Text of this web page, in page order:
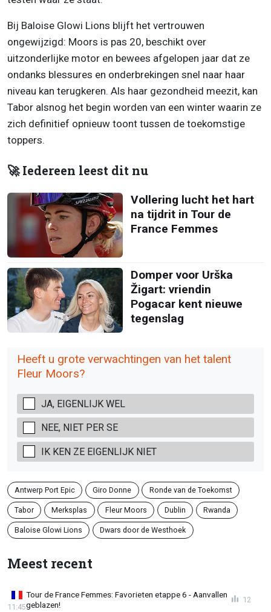
Bij Baloise Glowi Lions blijft het vertrouwen
ongewijzigd: Moors is pas 20, beschikt over
uitzonderlijke motor en bewees afgelopen jaar dat ze
ondanks blessures en onderbrekingen snel naar haar
niveau kan terugkeren. Als haar gezondheid meezit, kan
Tabor alsnog het begin worden van een winter waarin ze
zich definitief opnieuw toont tussen de toekomstige
toppers.
🚀 Iedereen leest dit nu
Vollering lucht het hart
na tijdrit in Tour de
France Femmes
Domper voor Urška
Žigart: vriendin
Pogacar kent nieuwe
tegenslag
Heeft u grote verwachtingen van het talent
Fleur Moors?
JA, EIGENLIJK WEL
NEE, NIET PER SE
IK KEN ZE EIGENLIJK NIET
Antwerp Port Epic Giro Donne Ronde van de Toekomst
Tabor Merksplas Fleur Moors Dublin Rwanda
Baloise Glowi Lions Dwars door de Westhoek
Meest recent
Tour de France Femmes: Favorieten etappe 6 - Aanvallen
geblazen!
11:45
12